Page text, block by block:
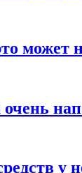
может
у